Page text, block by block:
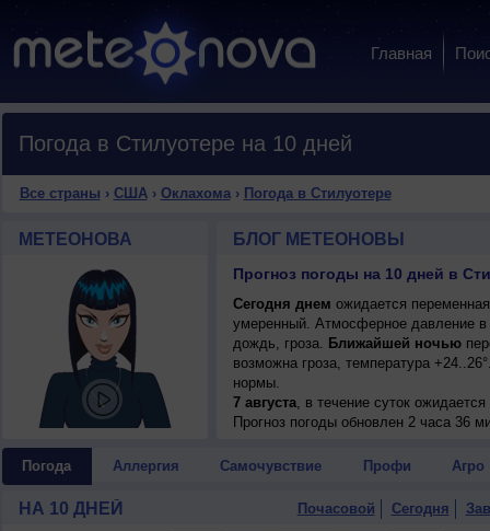
Главная
Погода в Стилуотере на 10 дней
Все страны › США› Оклахома› Погода в Стилуотере
МЕТЕОНОВА БЛОГ МЕТЕОНОВЫ
Прогноз погоды на 10 дней в
Сегодня днем ожидается
умеренный. Атмосферное давление
дождь, гроза. Ближайшей ночью
возможна гроза, температура
нормы.
7 августа, в течение суток
возможна гроза; ночью +24..26°,
ночью +21..23°, днем +38..40°,
+39..41°, ветер южный, сильный,
10 августа, ожидается малооблачная
Прогноз погоды обновлен 2 часа 36
Погода Аллергия Самочувствие Профи Агро
НА 10 ДНЕЙ Почасовой Сегодня